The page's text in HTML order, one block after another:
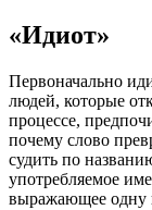
«Идиот»
Первоначально
людей, которые
процессе,
почему слово
судить по
употребляемое
выражающее одну